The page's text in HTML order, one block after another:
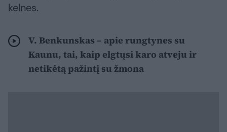
kelnes.
V. Benkunskas – apie rungtynes su
Kaunu, tai, kaip elgtųsi karo atveju ir
netikėtą pažintį su žmona